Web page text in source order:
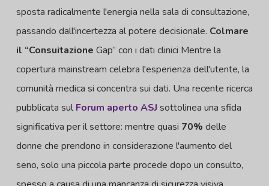
sposta radicalmente l'energia nella sala di consultazione,
passando dall'incertezza al potere decisionale. Colmare
il “Consuitazione Gap” con i dati clinici Mentre la
copertura mainstream celebra l'esperienza dell'utente, la
comunità medica si concentra sui dati. Una recente ricerca
pubblicata sul Forum aperto ASJ sottolinea una sfida
significativa per il settore: mentre quasi 70% delle
donne che prendono in considerazione l'aumento del
seno, solo una piccola parte procede dopo un consulto,